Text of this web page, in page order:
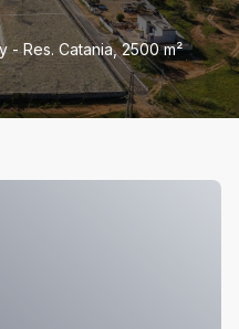
- Res. Catania, 2500 m²